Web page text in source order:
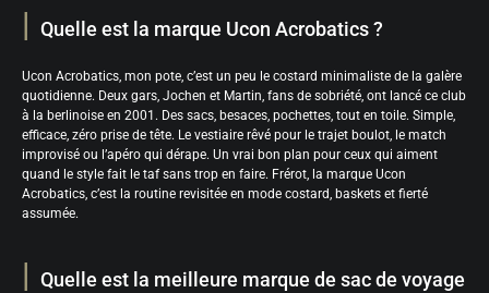
Quelle est la marque Ucon Acrobatics ?
Ucon Acrobatics, mon pote, c’est un peu le costard minimaliste de la galère
quotidienne. Deux gars, Jochen et Martin, fans de sobriété, ont lancé ce club
à la berlinoise en 2001. Des sacs, besaces, pochettes, tout en toile. Simple,
efficace, zéro prise de tête. Le vestiaire rêvé pour le trajet boulot, le match
improvisé ou l’apéro qui dérape. Un vrai bon plan pour ceux qui aiment
quand le style fait le taf sans trop en faire. Frérot, la marque Ucon
Acrobatics, c’est la routine revisitée en mode costard, baskets et fierté
assumée.
Quelle est la meilleure marque de sac de voyage